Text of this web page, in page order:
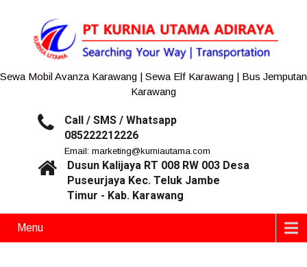
Sewa Mobil Avanza Karawang | Sewa Elf Karawang | Bus Jemputan
Karawang
Call / SMS / Whatsapp
085222212226
Email: marketing@kurniautama.com
Dusun Kalijaya RT 008 RW 003 Desa
Puseurjaya Kec. Teluk Jambe
Timur - Kab. Karawang
Menu